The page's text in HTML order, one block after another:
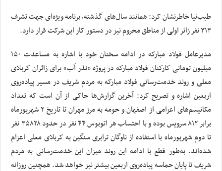
طیب‌نیا خاطرنشان کرد: همانند سال‌های گذشته، برنامه ویژه‌ای جهت تشرف
۳۱۳ نفر زائر اولی از مناطق محروم نیز در دستور کار این شرکت قرار دارد.
مدیرعامل فولاد مبارکه در ادامه سخنان خود با اشاره به مساعدت ۱۵۰
میلیون تومانی کارکنان فولاد مبارکه در پروژه «نذر آب» برای زائران کربلای
معلی و روند خدمت‌رسانی فولاد مبارکه به مردم شریف در مسیر پیاده‌روی
اربعین اشاره و تصریح کرد: آخرین گزارش‌ها حاکی از آن است که تعداد
مکانیسم‌های اعزامی از اصفهان و حومه به مرز مهران تا تاریخ ۲ شهریورماه
برابر ۸۱۲ سرویس بوده و با احتساب هر اتوبوس ۴۴ نفر در حدود ۳۵۸۲۸ نفر
تا دوم شهریورماه با استفاده از ناوگان ترابری سنگین به کربلای معلی اعزام
شده‌اند. به‌طور قطع با ادامه این روند میزان این خدمت‌رسانی به مردم
شریف تا پایان حماسه پیاده‌روی اربعین بیشتر نیز خواهد شد. همچنین روزانه